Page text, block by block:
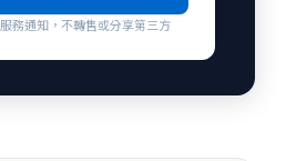
務通知，不轉售或分享第三方